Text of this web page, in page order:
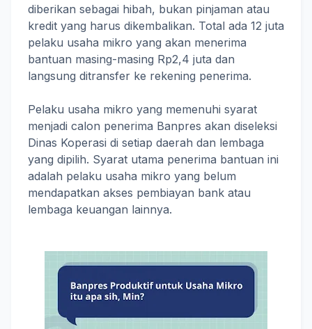
diberikan sebagai hibah, bukan pinjaman atau
kredit yang harus dikembalikan. Total ada 12 juta
pelaku usaha mikro yang akan menerima
bantuan masing-masing Rp2,4 juta dan
langsung ditransfer ke rekening penerima.⁣
Pelaku usaha mikro yang memenuhi syarat
menjadi calon penerima Banpres akan diseleksi
Dinas Koperasi di setiap daerah dan lembaga
yang dipilih. Syarat utama penerima bantuan ini
adalah pelaku usaha mikro yang belum
mendapatkan akses pembiayan bank atau
lembaga keuangan lainnya. ⁣